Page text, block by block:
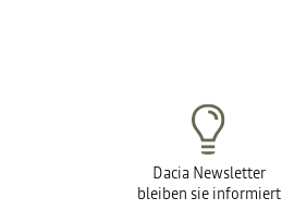
Dacia Newsletter
bleiben sie informiert